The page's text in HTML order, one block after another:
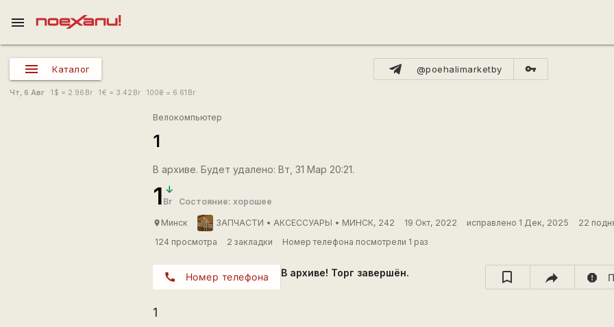
menu
Каталог @poehalimarketby vpn_key
Чт, 6 Авг 1 $ = 2.96 Br 1€ = 3.42 Br 100₴ = 6.61 Br
Велокомпьютер
1
В архиве. Будет удалено: Вт, 31 Мар 20:21.
1 Br Состояние: хорошее
place Минск ЗАПЧАСТИ • АКСЕССУАРЫ • МИНСК, 242 19 Окт, 2022 исправлено 1 Дек, 2025
22
124 просмотра
2 закладки Номер телефона посмотрели 1 раз
call Номер телефона В архиве! Торг завершён. report
1